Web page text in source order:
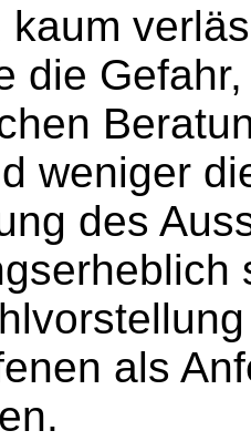
kaum
die
weniger
des
als